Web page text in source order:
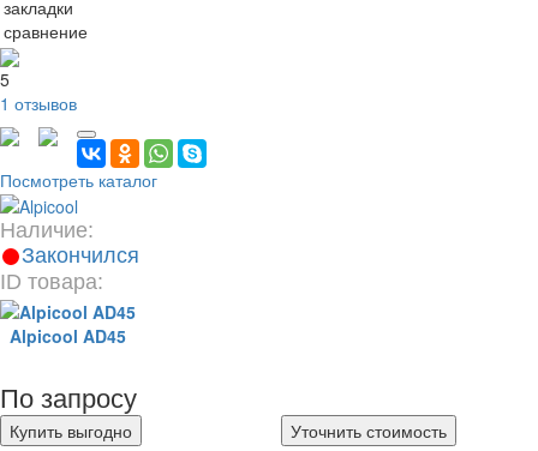
5
1 отзывов
Посмотреть каталог
Наличие:
Закончился
ID товара:
Alpicool AD45
По запросу
Купить выгодно
Уточнить стоимость